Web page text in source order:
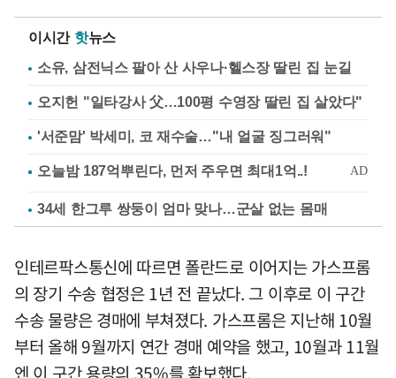
이시간 핫뉴스
소유, 삼전닉스 팔아 산 사우나·헬스장 딸린 집 눈길
오지헌 "일타강사 父…100평 수영장 딸린 집 살았다"
'서준맘' 박세미, 코 재수술…"내 얼굴 징그러워"
34세 한그루 쌍둥이 엄마 맞나…군살 없는 몸매
인테르팍스통신에 따르면 폴란드로 이어지는 가스프롬
의 장기 수송 협정은 1년 전 끝났다. 그 이후로 이 구간
수송 물량은 경매에 부쳐졌다. 가스프롬은 지난해 10월
부터 올해 9월까지 연간 경매 예약을 했고, 10월과 11월
엔 이 구간 용량의 35%를 확보했다.